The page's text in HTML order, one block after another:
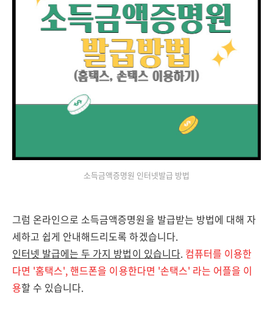
소득금액증명원 인터넷발급 방법
그럼 온라인으로 소득금액증명원을 발급받는 방법에 대해 자
세하고 쉽게 안내해드리도록 하겠습니다.
인터넷 발급에는 두 가지 방법이 있습니다. 컴퓨터를 이용한
다면 '홈택스', 핸드폰을 이용한다면 '손택스' 라는 어플을 이
용할 수 있습니다.